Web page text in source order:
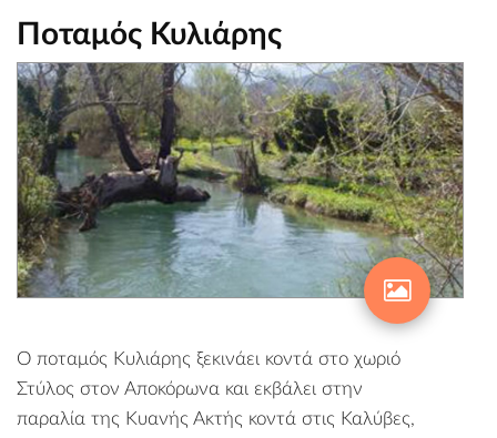
Ποταμός Κυλιάρης
Ο ποταμός Κυλιάρης ξεκινάει κοντά στο χωριό
Στύλος στον Αποκόρωνα και εκβάλει στην
παραλία της Κυανής Ακτής κοντά στις Καλύβες,